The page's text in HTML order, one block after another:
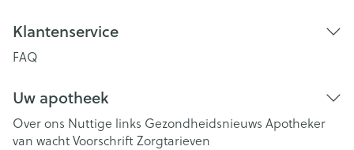
Klantenservice
FAQ
Uw apotheek
Over ons Nuttige links Gezondheidsnieuws Apotheker
van wachtVoorschriftZorgtarieven